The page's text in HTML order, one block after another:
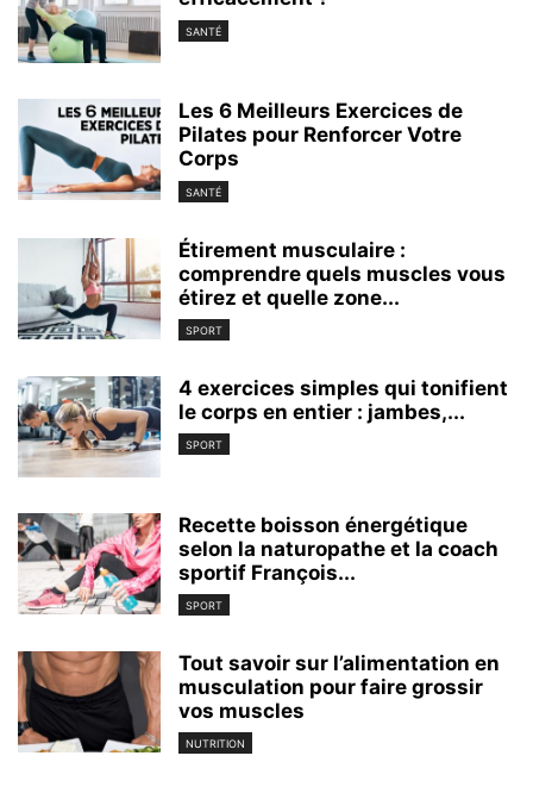
SANTÉ
Les 6 Meilleurs Exercices de
Pilates pour Renforcer Votre
Corps
SANTÉ
Étirement musculaire :
comprendre quels muscles vous
étirez et quelle zone...
SPORT
4 exercices simples qui tonifient
le corps en entier : jambes,...
SPORT
Recette boisson énergétique
selon la naturopathe et la coach
sportif François...
SPORT
Tout savoir sur l’alimentation en
musculation pour faire grossir
vos muscles
NUTRITION